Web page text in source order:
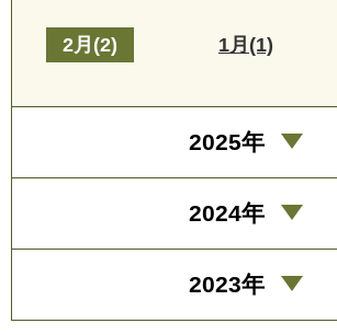
2月(2) 1月(1)
2025年
2024年
2023年